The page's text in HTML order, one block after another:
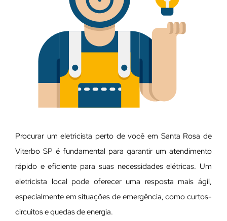
Procurar um eletricista perto de você em Santa Rosa de
Viterbo SP é fundamental para garantir um atendimento
rápido e eficiente para suas necessidades elétricas. Um
eletricista local pode oferecer uma resposta mais ágil,
especialmente em situações de emergência, como curtos-
circuitos e quedas de energia.